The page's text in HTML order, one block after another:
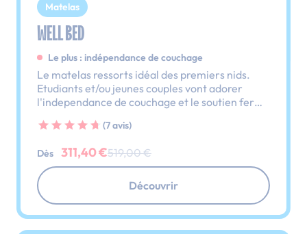
Matelas
WELL BED
Le plus : indépendance de couchage
Le matelas ressorts idéal des premiers nids.
Etudiants et/ou jeunes couples vont adorer
l'independance de couchage et le soutien ferme
(7 avis)
Dès 311,40 €519,00 €
Découvrir